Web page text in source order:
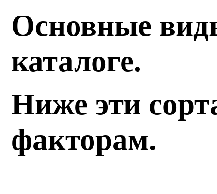
Основные
каталоге.
Ниже эти
факторам.